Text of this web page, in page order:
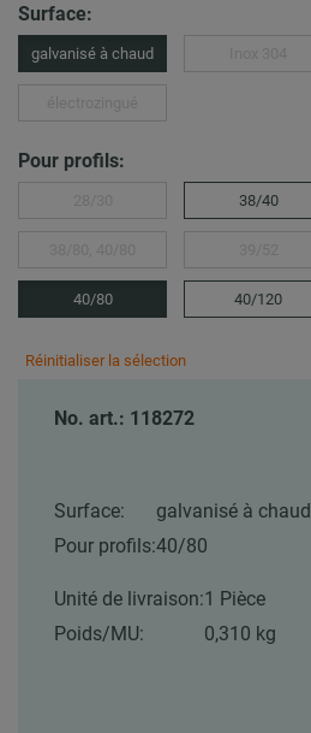
Surface:
galvanisé à chaud
Pour profils:
38/40
40/80 40/120
Réinitialiser la sélection
No. art.: 118272
Surface:
galvanisé à chaud
Pour profils:40/80
Unité de livraison:1 Pièce
Poids/MU:
0,310 kg